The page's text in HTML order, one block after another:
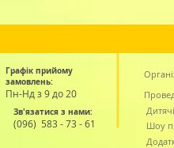
Графік прийому
замовлень:
Пн-Нд з 9 до 20
Зв'язатися з нами:
(096) 583 - 73 - 61
Шоу